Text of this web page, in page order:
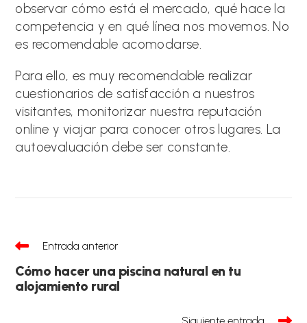
observar cómo está el mercado, qué hace la
competencia y en qué línea nos movemos. No
es recomendable acomodarse.
Para ello, es muy recomendable realizar
cuestionarios de satisfacción a nuestros
visitantes, monitorizar nuestra reputación
online y viajar para conocer otros lugares. La
autoevaluación debe ser constante.
Leer
más
artículos
Entrada anterior
Cómo hacer una piscina natural en tu
alojamiento rural